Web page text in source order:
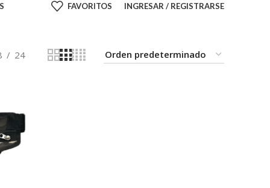
FAVORITOS INGRESAR / REGISTRARSE
24